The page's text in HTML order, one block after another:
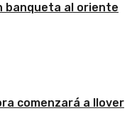
banqueta al oriente
comenzará a llover